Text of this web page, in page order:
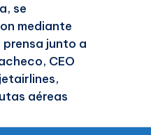
se
mediante
prensa junto a
CEO
aéreas